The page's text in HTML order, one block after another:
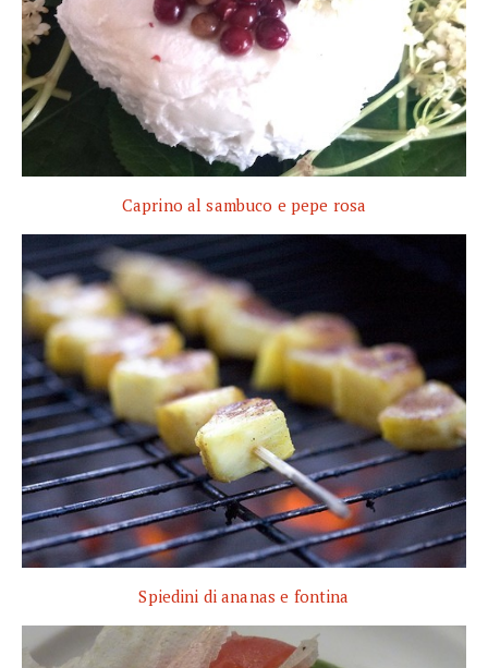
Caprino al sambuco e pepe rosa
Spiedini di ananas e fontina